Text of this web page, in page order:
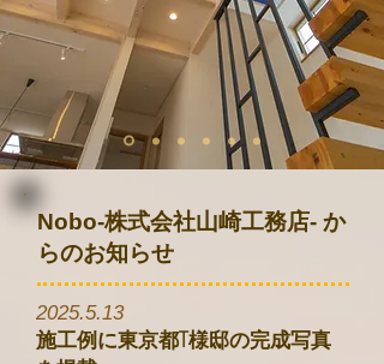
Nobo-株式会社山崎工務店- か
らのお知らせ
​2025.5.13
施工例に東京都T様邸の完成写真